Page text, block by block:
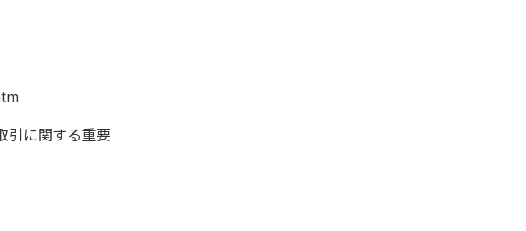
に関する重要